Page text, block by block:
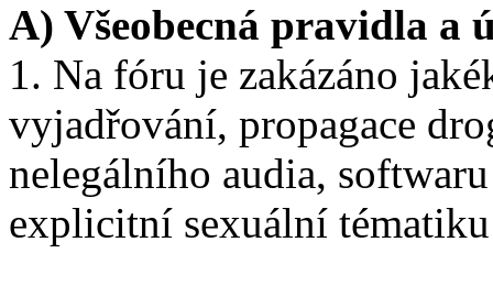
A) Všeobecná pravidla a
1. Na fóru je zakázáno
vyjadřování, propagace
nelegálního audia,
explicitní sexuální